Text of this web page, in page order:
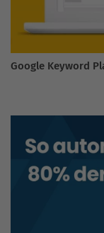
Google Keyword